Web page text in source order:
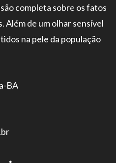
completa sobre os fatos
Além de um olhar sensível
na pele da população
BA